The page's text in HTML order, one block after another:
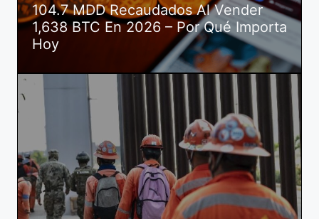
104.7 MDD Recaudados Al Vender
1,638 BTC En 2026 – Por Qué Importa
Hoy